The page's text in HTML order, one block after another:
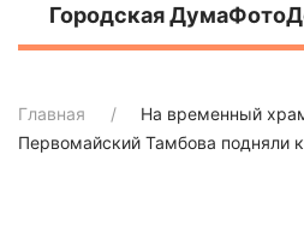
Городская ДумаФото
Главная
На временный
Первомайский Тамбова подняли